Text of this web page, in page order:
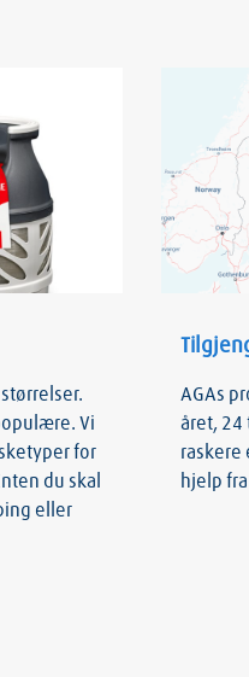
Vi
for
du skal
eller
AGAs
året, 24
raskere
hjelp